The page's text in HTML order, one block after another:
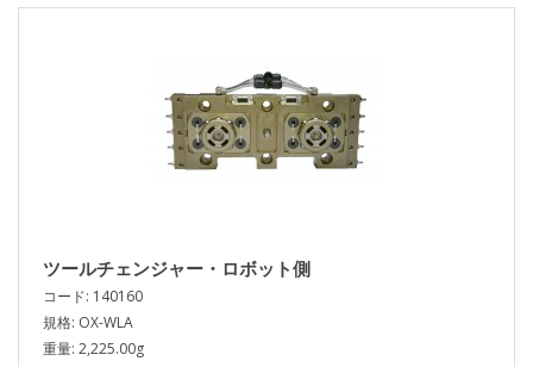
ツールチェンジャー・ロボット側
コード: 140160
規格: OX-WLA
重量: 2,225.00g